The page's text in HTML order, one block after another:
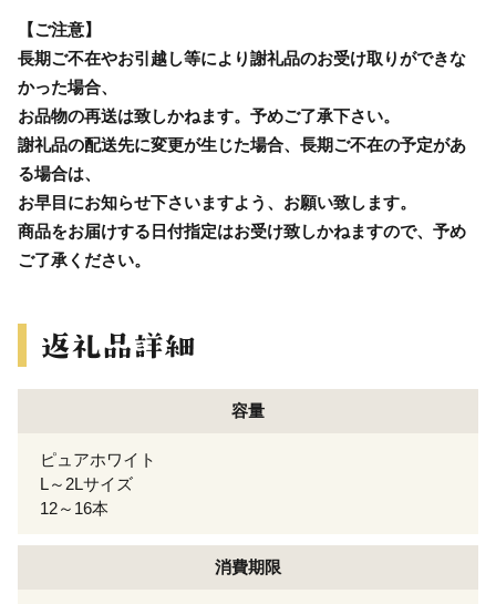
【ご注意】
長期ご不在やお引越し等により謝礼品のお受け取りができな
かった場合、
お品物の再送は致しかねます。予めご了承下さい。
謝礼品の配送先に変更が生じた場合、長期ご不在の予定があ
る場合は、
お早目にお知らせ下さいますよう、お願い致します。
商品をお届けする日付指定はお受け致しかねますので、予め
ご了承ください。
容量
ピュアホワイト
L～2Lサイズ
12～16本
消費期限